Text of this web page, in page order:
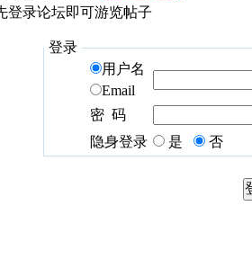
登录论坛即可游览帖子
登录
用户名
Email
密 码
隐身登录
是 否